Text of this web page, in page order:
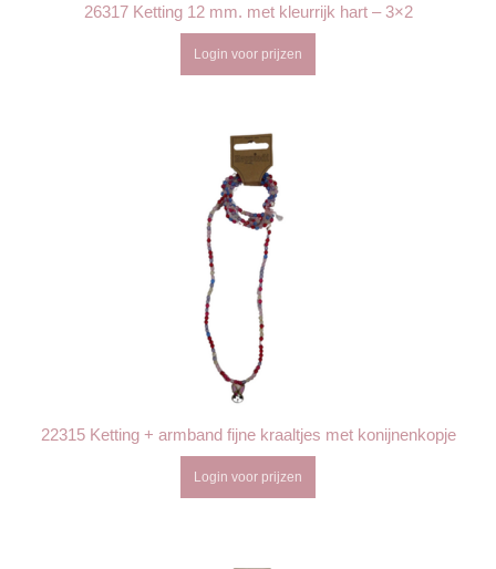
26317 Ketting 12 mm. met kleurrijk hart – 3×2
Login voor prijzen
22315 Ketting + armband fijne kraaltjes met konijnenkopje
Login voor prijzen